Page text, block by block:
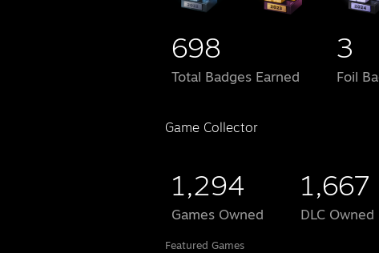
698
Total Badges Earned
3
Foil
Game Collector
1,294
Games Owned
1,667
DLC Owned
Featured Games